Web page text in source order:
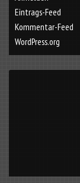
Eintrags-Feed
Kommentar-Feed
WordPress.org